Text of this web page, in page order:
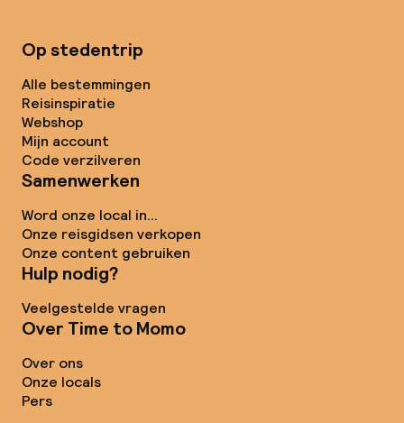
Op stedentrip
Alle bestemmingen
Reisinspiratie
Webshop
Mijn account
Code verzilveren
Samenwerken
Word onze local in...
Onze reisgidsen verkopen
Onze content gebruiken
Hulp nodig?
Veelgestelde vragen
Over Time to Momo
Over ons
Onze locals
Pers